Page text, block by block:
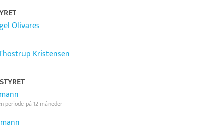
Olivares
Kristensen
periode på 12 måneder